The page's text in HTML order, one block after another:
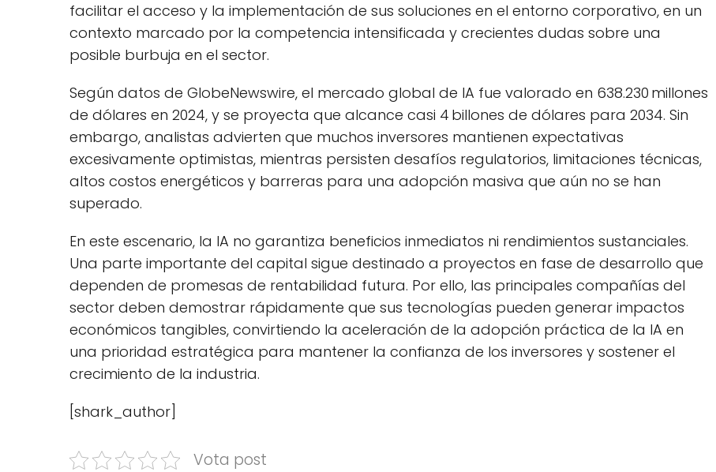
facilitar el acceso y la implementación de sus soluciones en el entorno corporativo, en un
contexto marcado por la competencia intensificada y crecientes dudas sobre una
posible burbuja en el sector.
Según datos de GlobeNewswire, el mercado global de IA fue valorado en 638.230 millones
de dólares en 2024, y se proyecta que alcance casi 4 billones de dólares para 2034. Sin
embargo, analistas advierten que muchos inversores mantienen expectativas
excesivamente optimistas, mientras persisten desafíos regulatorios, limitaciones técnicas,
altos costos energéticos y barreras para una adopción masiva que aún no se han
superado.
En este escenario, la IA no garantiza beneficios inmediatos ni rendimientos sustanciales.
Una parte importante del capital sigue destinado a proyectos en fase de desarrollo que
dependen de promesas de rentabilidad futura. Por ello, las principales compañías del
sector deben demostrar rápidamente que sus tecnologías pueden generar impactos
económicos tangibles, convirtiendo la aceleración de la adopción práctica de la IA en
una prioridad estratégica para mantener la confianza de los inversores y sostener el
crecimiento de la industria.
[shark_author]
Vota post